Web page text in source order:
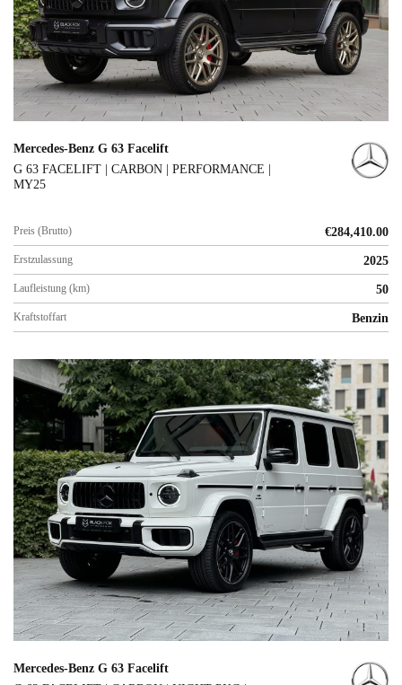
Mercedes-Benz G 63 Facelift
G 63 FACELIFT | CARBON | PERFORMANCE |
MY25
Preis (Brutto) €284,410.00
Erstzulassung 2025
Laufleistung (km) 50
Kraftstoffart Benzin
Mercedes-Benz G 63 Facelift